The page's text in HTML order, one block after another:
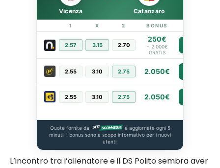
Vicenza Catanzaro
1 X 2 BONUS
2.57 3.15 2.70
250€
+ 2.000€
GRATIS
2.55 3.10 2.75 2.050€
2.55 3.10 2.75 2.050€
Quote fornite da
e aggiornate ogni 5
minuti. I bonus sono a scopo informativo per i nuovi
utenti.
L’incontro tra l’allenatore e il DS Polito sembra aver